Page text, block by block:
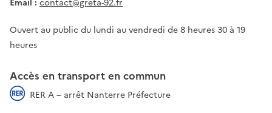
Ouvert au public du lundi au vendredi de 8 heures 30 à 19
heures
Accès en transport en commun
RER A – arrêt Nanterre Préfecture